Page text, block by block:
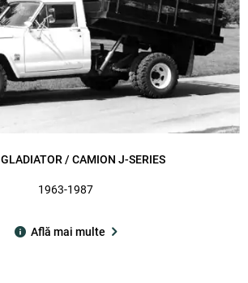
GLADIATOR / CAMION J-SERIES
1963-1987
Află mai multe